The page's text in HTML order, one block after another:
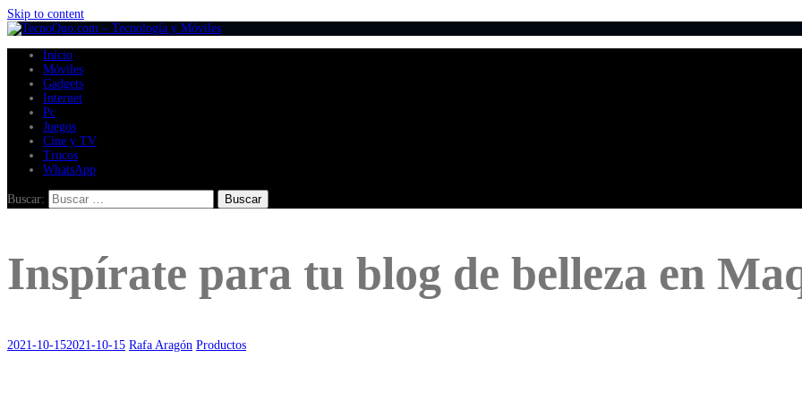
Skip to content
Inicio
Móviles
Gadgets
Internet
Pc
Juegos
Cine y TV
Trucos
WhatsApp
Buscar:
Inspírate para tu blog de belleza en
2021-10-152021-10-15 Rafa Aragón Productos